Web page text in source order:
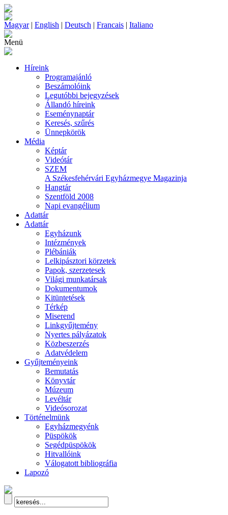
Magyar| English | Deutsch | Francais | Italiano
Menü
Híreink
Programajánló
Beszámolóink
Legutóbbi bejegyzések
Állandó híreink
Eseménynaptár
Keresés, szűrés
Ünnepkörök
Média
Képtár
Videótár
SZEM
A Székesfehérvári Egyházmegye Magazinja
Hangtár
Szentföld 2008
Napi evangélium
Adattár
Adattár
Egyházunk
Intézmények
Plébániák
Lelkipásztori körzetek
Papok, szerzetesek
Világi munkatársak
Dokumentumok
Kitüntetések
Térkép
Miserend
Linkgyűjtemény
Nyertes pályázatok
Közbeszerzés
Adatvédelem
Gyűjteményeink
Bemutatás
Könyvtár
Múzeum
Levéltár
Videósorozat
Történelmünk
Egyházmegyénk
Püspökök
Segédpüspökök
Hitvallóink
Válogatott bibliográfia
Lapozó